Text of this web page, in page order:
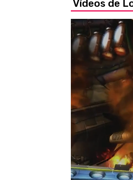
Vídeos de